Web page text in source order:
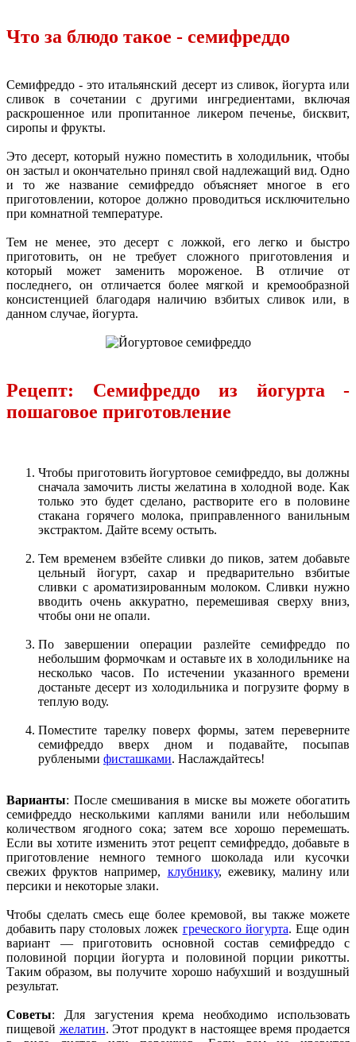
Что за блюдо такое - семифреддо
Семифреддо - это итальянский десерт из сливок, йогурта или
сливок в сочетании с другими ингредиентами, включая
раскрошенное или пропитанное ликером печенье, бисквит,
сиропы и фрукты.
Это десерт, который нужно поместить в холодильник, чтобы
он застыл и окончательно принял свой надлежащий вид. Одно
и то же название семифреддо объясняет многое в его
приготовлении, которое должно проводиться исключительно
при комнатной температуре.
Тем не менее, это десерт с ложкой, его легко и быстро
приготовить, он не требует сложного приготовления и
который может заменить мороженое. В отличие от
последнего, он отличается более мягкой и кремообразной
консистенцией благодаря наличию взбитых сливок или, в
данном случае, йогурта.
Рецепт: Семифреддо из йогурта -
пошаговое приготовление
Чтобы приготовить йогуртовое семифреддо, вы должны
сначала замочить листы желатина в холодной воде. Как
только это будет сделано, растворите его в половине
стакана горячего молока, приправленного ванильным
экстрактом. Дайте всему остыть.
Тем временем взбейте сливки до пиков, затем добавьте
цельный йогурт, сахар и предварительно взбитые
сливки с ароматизированным молоком. Сливки нужно
вводить очень аккуратно, перемешивая сверху вниз,
чтобы они не опали.
По завершении операции разлейте семифреддо по
небольшим формочкам и оставьте их в холодильнике на
несколько часов. По истечении указанного времени
достаньте десерт из холодильника и погрузите форму в
теплую воду.
Поместите тарелку поверх формы, затем переверните
семифреддо вверх дном и подавайте, посыпав
рублеными фисташками. Наслаждайтесь!
Варианты: После смешивания в миске вы можете обогатить
семифреддо несколькими каплями ванили или небольшим
количеством ягодного сока; затем все хорошо перемешать.
Если вы хотите изменить этот рецепт семифреддо, добавьте в
приготовление немного темного шоколада или кусочки
свежих фруктов например, клубнику, ежевику, малину или
персики и некоторые злаки.
Чтобы сделать смесь еще более кремовой, вы также можете
добавить пару столовых ложек греческого йогурта. Еще один
вариант — приготовить основной состав семифреддо с
половиной порции йогурта и половиной порции рикотты.
Таким образом, вы получите хорошо набухший и воздушный
результат.
Советы: Для загустения крема необходимо использовать
пищевой желатин. Этот продукт в настоящее время продается